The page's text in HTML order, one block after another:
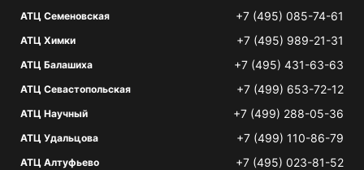
АТЦ Семеновская +7 (495) 085-74-61
АТЦ Химки +7 (495) 989-21-31
АТЦ Балашиха +7 (495) 431-63-63
АТЦ Севастопольская +7 (499) 653-72-12
АТЦ Научный +7 (499) 288-05-36
АТЦ Удальцова +7 (499) 110-86-79
АТЦ Алтуфьево +7 (495) 023-81-52